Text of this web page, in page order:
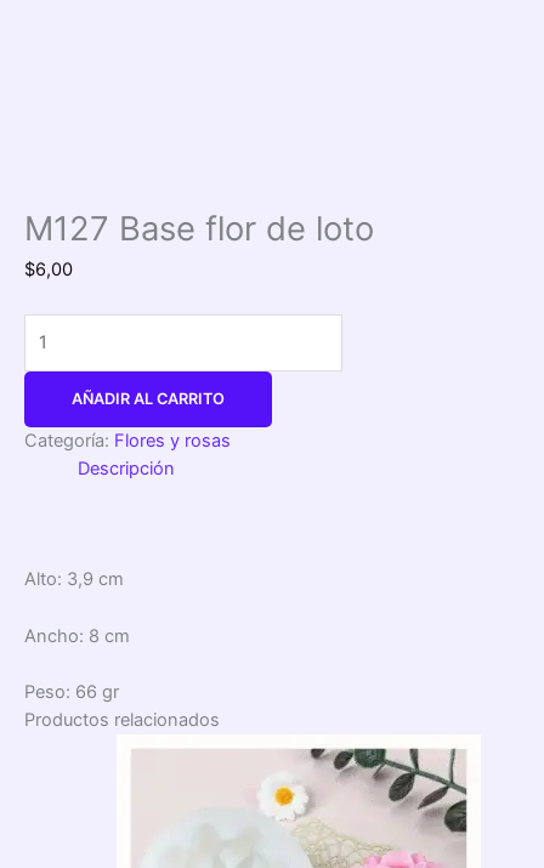
M127 Base flor de loto
$6,00
AÑADIR AL CARRITO
Categoría: Flores y rosas
Descripción
Alto: 3,9 cm
Ancho: 8 cm
Peso: 66 gr
Productos relacionados